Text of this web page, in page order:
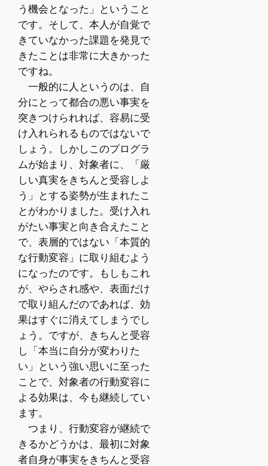
う機会となった」ということ
です。そして、本人が自覚で
きていなかった課題を発見で
きたことは非常に大きかった
ですね。
一般的に人というのは、自
分にとって都合の悪い事実を
突きつけられれば、容易に受
け入れられるものではないで
しょう。しかしこのプログラ
ムが始まり、対象者に、「厳
しい真実をきちんと受容しよ
う」とする姿勢が生まれたこ
とがわかりました。受け入れ
がたい事実と向き合えたこと
で、表層的ではない「本質的
な行動変容」に取り組むよう
になったのです。もしもこれ
が、やらされ感や、表面だけ
で取り組んだのであれば、効
果はすぐに消えてしまうでし
ょう。ですが、きちんと受容
し「本当に自分が変わりた
い」という強い思いに至った
ことで、対象者の行動変容に
よる効果は、今も継続してい
ます。
つまり、行動変容が継続で
きるかどうかは、最初に対象
者自身が事実をきちんと受容